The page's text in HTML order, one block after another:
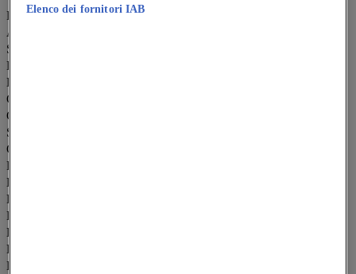
Project name*
A project by
Site area
Built area
Design phase
Construction phase
Client
Stakeholders
Cost
Photography by
Lead architects
Project management
Design team
Executive architect
Local architect
Landscape design
Elenco dei fornitori IAB